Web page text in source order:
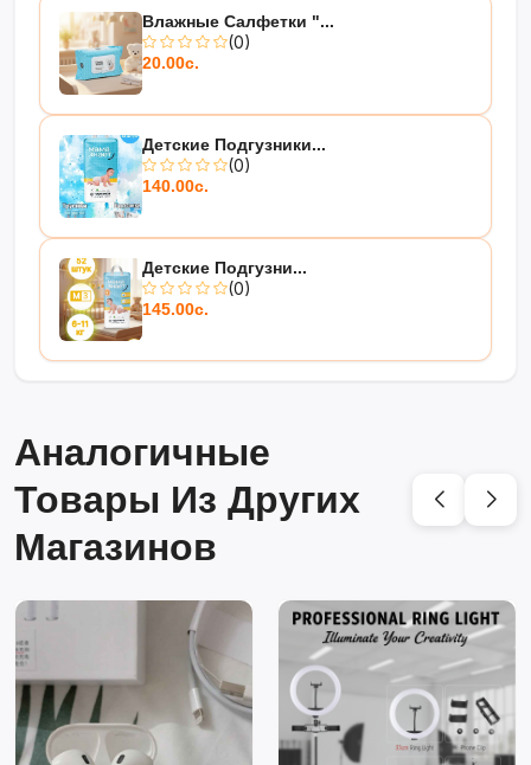
Влажные Салфетки "...
(0)
20.00с.
Детские Подгузники...
(0)
140.00с.
Детские Подгузни...
(0)
145.00с.
Аналогичные
Товары Из Других
Магазинов